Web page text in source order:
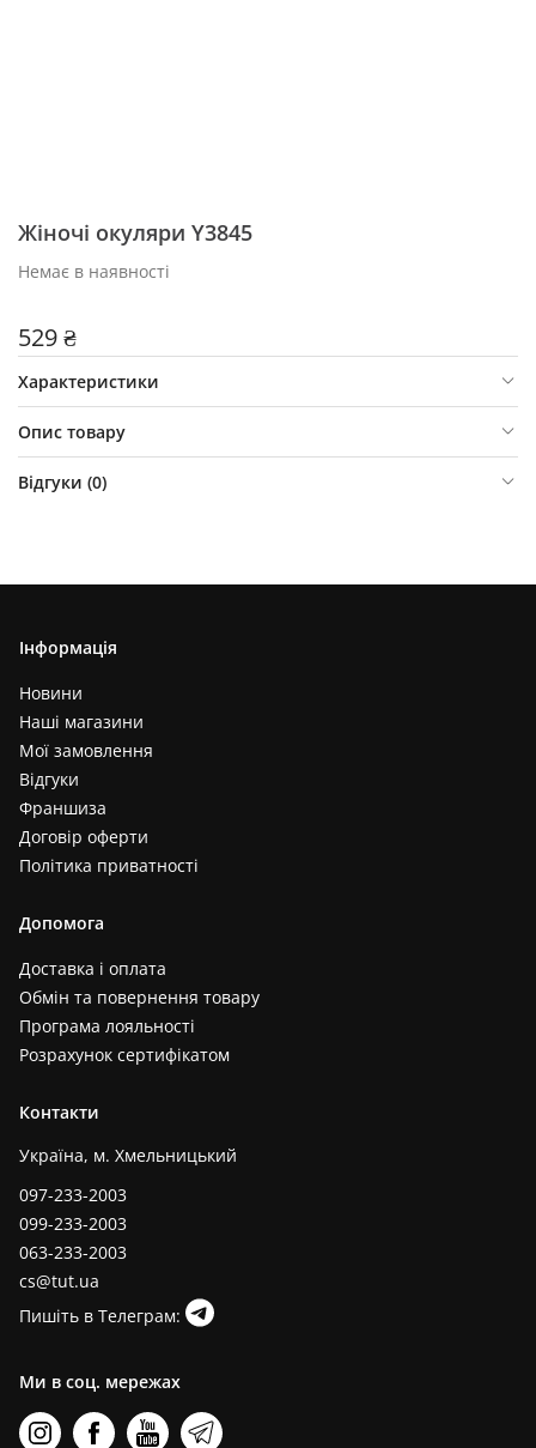
Жіночі окуляри Y3845
Немає в наявності
529 ₴
Характеристики
Опис товару
Відгуки (0)
Інформація
Новини
Наші магазини
Мої замовлення
Відгуки
Франшиза
Договір оферти
Політика приватності
Допомога
Доставка і оплата
Обмін та повернення товару
Програма лояльності
Розрахунок сертифікатом
Контакти
Україна, м. Хмельницький
097-233-2003
099-233-2003
063-233-2003
cs@tut.ua
Пишіть в Телеграм:
Ми в соц. мережах